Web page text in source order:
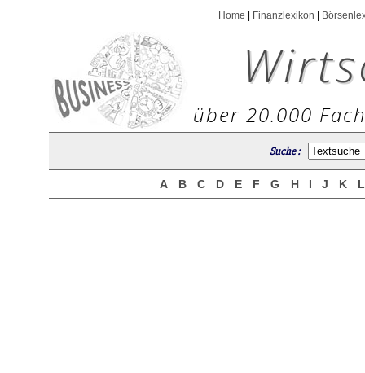
Home Finanzlexikon
über 20.000
Suche :
A B C D E F G H I J K